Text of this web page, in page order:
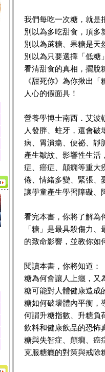
我們每吃一次糖，就是
別以為多吃甜食，頂多
別以為蔗糖、果糖是天
別以為只要選擇「低糖
看清甜食的真相，擺脫
《甜死你》為你揪出
人心的假面具！
營養學博士南西．艾波
人發胖、蛀牙，還會
病、胃潰瘍、便祕、靜
產生皺紋、影響性生活
症、癌症、顛癇等重大
倦、情緒多變、緊張、
讓學童產生學習障礙、
看完本書，你將了解為
「糖」是最具殺傷力
的致命影響，並教你如
閱讀本書，你將知道：
糖為何會讓人上癮，又
糖可能對人體健康造成
糖如何破壞體內平衡，
何謂升糖指數、升糖負
飲料和健康飲品的恐怖
糖與失智症、顛癇、癌
克服糖癮的對策與戒除